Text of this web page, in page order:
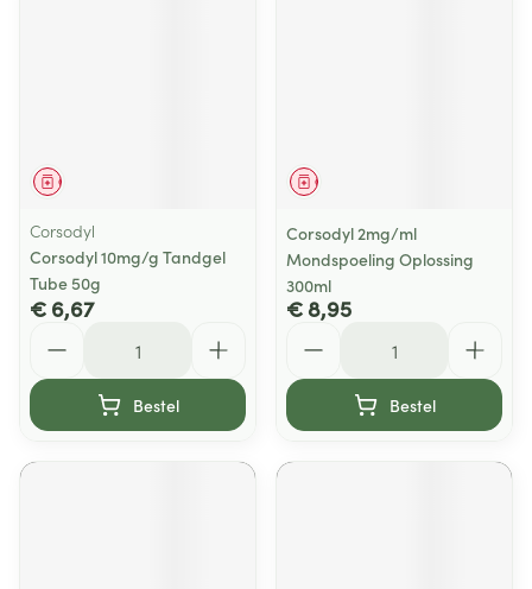
Geneesmiddel
Corsodyl
Corsodyl 10mg/g Tandgel
Tube 50g
€ 6,67
Bestel
Geneesmiddel
Corsodyl 2mg/ml
Mondspoeling Oplossing
300ml
€ 8,95
Bestel